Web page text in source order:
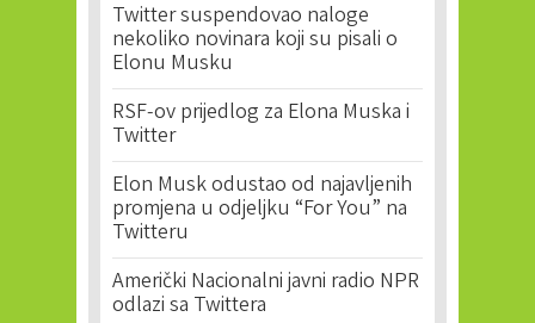
Twitter suspendovao naloge
nekoliko novinara koji su pisali o
Elonu Musku
RSF-ov prijedlog za Elona Muska i
Twitter
Elon Musk odustao od najavljenih
promjena u odjeljku “For You” na
Twitteru
Američki Nacionalni javni radio NPR
odlazi sa Twittera